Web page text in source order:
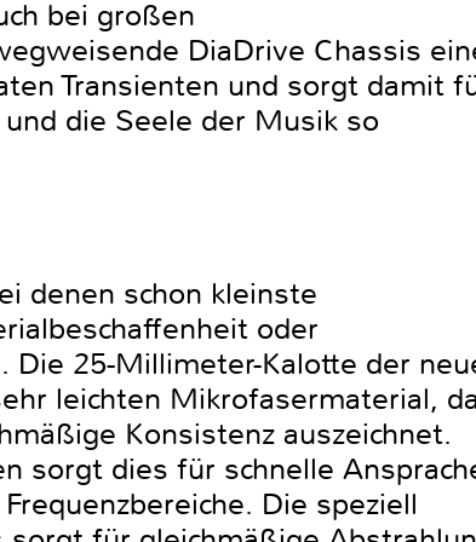
bei großen
DiaDrive Chassis
Transienten und sorgt damit
die Seele der Musik so
denen schon kleinste
oder
Die 25-Millimeter-Kalotte der
leichten Mikrofasermaterial,
Konsistenz auszeichnet.
sorgt dies für schnelle
Die speziell